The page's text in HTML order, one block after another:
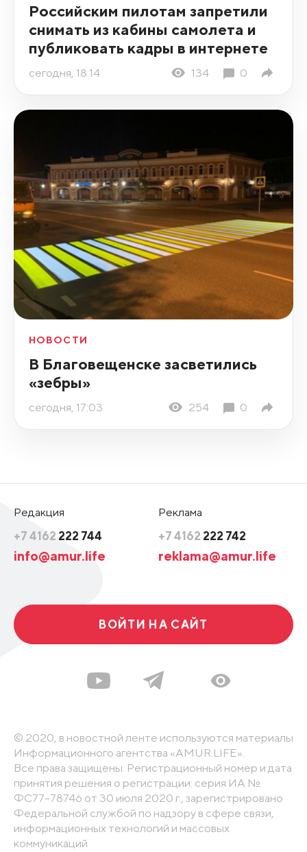
Российским пилотам запретили
снимать из кабины самолета и
публиковать кадры в интернете
сегодня, 18:14 134 0
НОВОСТИ
В Благовещенске засветились
«зебры»
сегодня, 17:03 254 0
Редакция
+7 4162 222 744
info@amur.life
Реклама
+7 4162 222 742
reklama@amur.life
ВОЙТИ НА САЙТ
© 2020, в новостной ленте используются материалы
Информационного агентства «AMUR.LIFE».
Все права защищены. Регистрационный номер и дата
принятия решения о регистрации: серия ИА №
ФС77-78746 от 30 июля 2020 г., зарегистрировано
Федеральной службой по надзору в сфере связи,
информационных технологий и массовых
коммуникаций